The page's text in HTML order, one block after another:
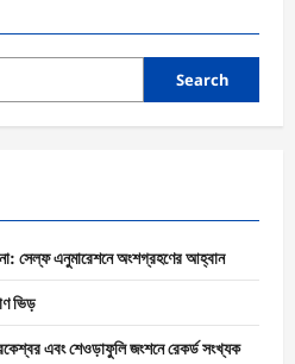
Search
সেল্ফ এনুমারেশনে অংশগ্রহণের আহ্বান
ভিড়
এবং শেওড়াফুলি জংশনে রেকর্ড সংখ্যক